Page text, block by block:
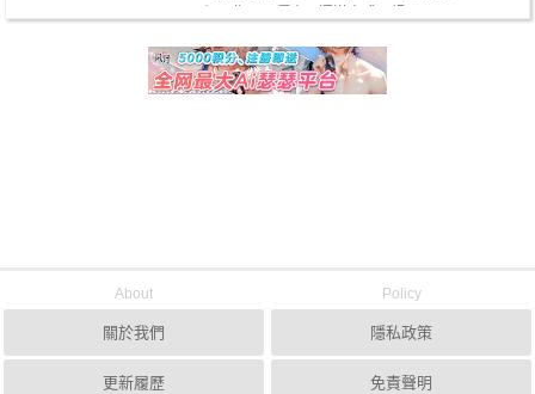
About
關於我們
更新履歷
Policy
隱私政策
免責聲明